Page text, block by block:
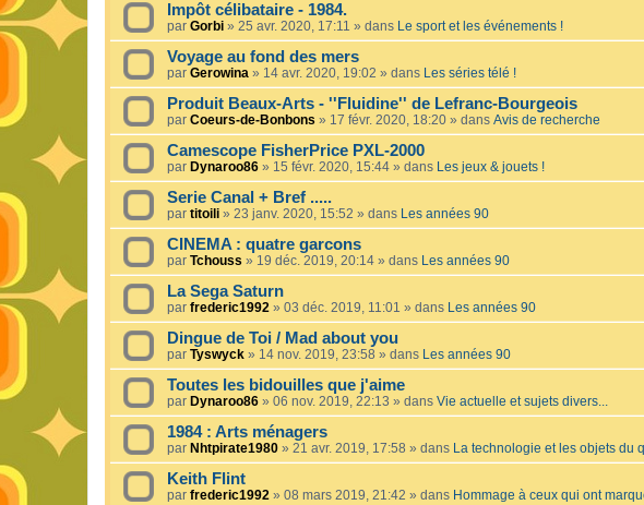
Impôt célibataire - 1984.
par Gorbi » 25 avr. 2020, 17:11 » dans Le sport et les événements !
Voyage au fond des mers
par Gerowina » 14 avr. 2020, 19:02 » dans Les séries télé !
Produit Beaux-Arts - ''Fluidine'' de Lefranc-Bourgeois
par Coeurs-de-Bonbons » 17 févr. 2020, 18:20 » dans Avis de recherche
Camescope FisherPrice PXL-2000
par Dynaroo86 » 15 févr. 2020, 15:44 » dans Les jeux & jouets !
Serie Canal + Bref .....
par titoili » 23 janv. 2020, 15:52 » dans Les années 90
CINEMA : quatre garcons
par Tchouss » 19 déc. 2019, 20:14 » dans Les années 90
La Sega Saturn
par frederic1992 » 03 déc. 2019, 11:01 » dans Les années 90
Dingue de Toi / Mad about you
par Tyswyck » 14 nov. 2019, 23:58 » dans Les années 90
Toutes les bidouilles que j'aime
par Dynaroo86 » 06 nov. 2019, 22:13 » dans Vie actuelle et sujets divers...
1984 : Arts ménagers
par Nhtpirate1980 » 21 avr. 2019, 17:58 » dans La technologie et les objets du
Keith Flint
par frederic1992 » 08 mars 2019, 21:42 » dans Hommage à ceux qui ont